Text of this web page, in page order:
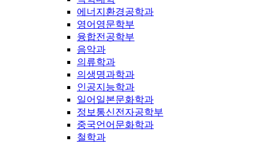
에너지환경공학과
영어영문학부
융합전공학부
음악과
의류학과
의생명과학과
인공지능학과
일어일본문화학과
정보통신전자공학부
중국언어문화학과
철학과